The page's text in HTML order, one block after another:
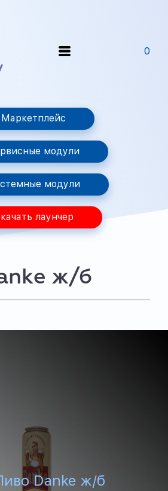
0
Маркетплейс
модули
модули
лаунчер
ж/б
Danke ж/б